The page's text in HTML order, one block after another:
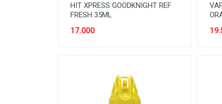
HIT XPRESS GOODKNIGHT REF
FRESH 35ML
17.000